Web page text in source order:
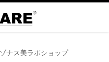
ナス美ラボショップ